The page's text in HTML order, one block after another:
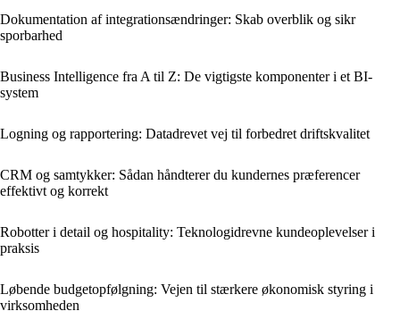
Dokumentation af integrationsændringer: Skab overblik og sikr
sporbarhed
Business Intelligence fra A til Z: De vigtigste komponenter i et BI-
system
Logning og rapportering: Datadrevet vej til forbedret driftskvalitet
CRM og samtykker: Sådan håndterer du kundernes præferencer
effektivt og korrekt
Robotter i detail og hospitality: Teknologidrevne kundeoplevelser i
praksis
Løbende budgetopfølgning: Vejen til stærkere økonomisk styring i
virksomheden